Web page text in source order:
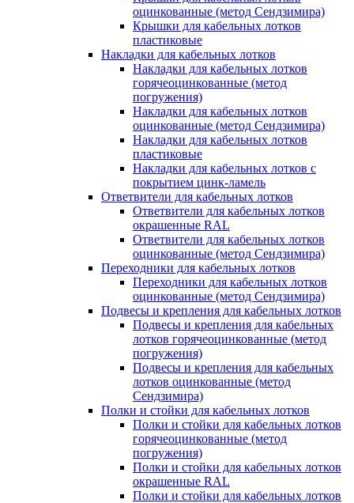
оцинкованные (метод Сендзимира)
Крышки для кабельных лотков
пластиковые
Накладки для кабельных лотков
Накладки для кабельных лотков
горячеоцинкованные (метод
погружения)
Накладки для кабельных лотков
оцинкованные (метод Сендзимира)
Накладки для кабельных лотков
пластиковые
Накладки для кабельных лотков с
покрытием цинк-ламель
Ответвители для кабельных лотков
Ответвители для кабельных лотков
окрашенные RAL
Ответвители для кабельных лотков
оцинкованные (метод Сендзимира)
Переходники для кабельных лотков
Переходники для кабельных лотков
оцинкованные (метод Сендзимира)
Подвесы и крепления для кабельных лотков
Подвесы и крепления для кабельных
лотков горячеоцинкованные (метод
погружения)
Подвесы и крепления для кабельных
лотков оцинкованные (метод
Сендзимира)
Полки и стойки для кабельных лотков
Полки и стойки для кабельных лотков
горячеоцинкованные (метод
погружения)
Полки и стойки для кабельных лотков
окрашенные RAL
Полки и стойки для кабельных лотков